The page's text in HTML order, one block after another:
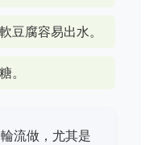
豆腐容易出水。
。
流做，尤其是